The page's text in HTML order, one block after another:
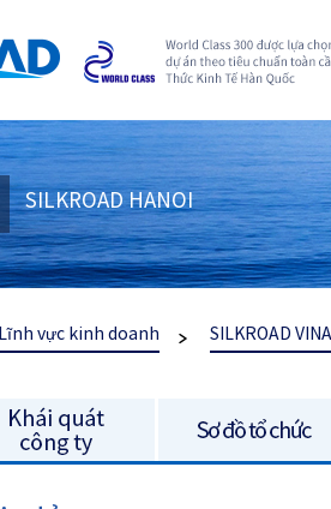
SILKROAD HANOI
Lĩnh vực kinh doanh SILKROAD VINA